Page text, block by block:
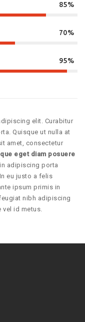
85%
70%
95%
elit. Curabitur
Quisque ut nulla at
amet, consectetur
eget diam posuere
adipiscing porta
eu justo a felis
ipsum primis in
nibh adipiscing
vel id metus.